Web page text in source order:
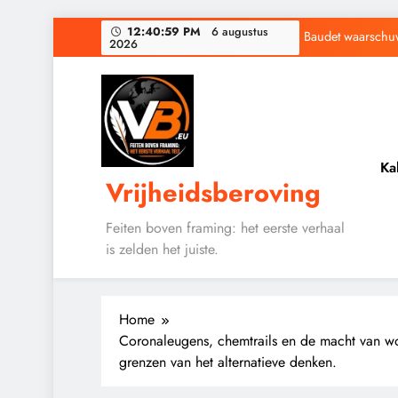
12:41:00 PM 6 augustus
2026
Baudet
Baudet
Waarom
Vrijheidsberoving
Feiten boven framing: het eerste verhaal
is zelden het juiste.
Home
Coronaleugens, chemtrails en de macht van
grenzen van het alternatieve denken.